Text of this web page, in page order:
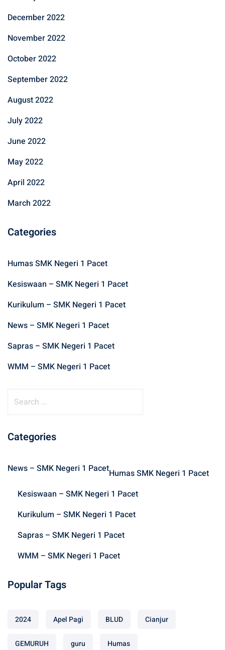
December 2022
November 2022
October 2022
September 2022
August 2022
July 2022
June 2022
May 2022
April 2022
March 2022
Categories
Humas SMK Negeri 1 Pacet
Kesiswaan – SMK Negeri 1 Pacet
Kurikulum – SMK Negeri 1 Pacet
News – SMK Negeri 1 Pacet
Sapras – SMK Negeri 1 Pacet
WMM – SMK Negeri 1 Pacet
r
f
Categories
News – SMK Negeri 1 PacetHumas SMK Negeri 1 Pacet
Kesiswaan – SMK Negeri 1 Pacet
Kurikulum – SMK Negeri 1 Pacet
Sapras – SMK Negeri 1 Pacet
WMM – SMK Negeri 1 Pacet
Popular Tags
2024 Apel Pagi BLUD Cianjur
GEMURUH guru Humas